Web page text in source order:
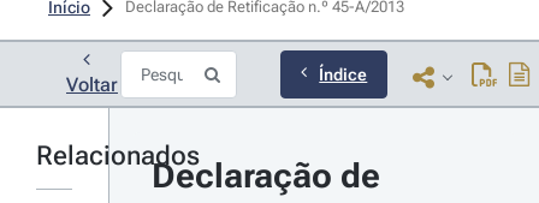
Início Declaração de Retificação n.º 45-A/2013
Voltar Índice
Relacionados
Declaração de